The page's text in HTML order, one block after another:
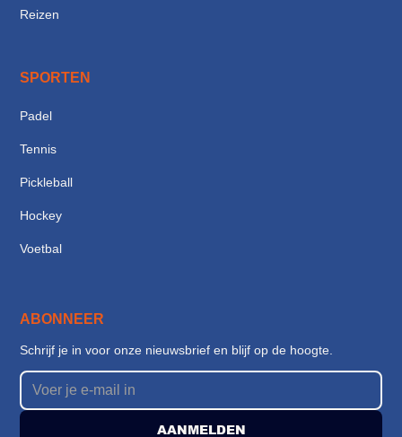
Reizen
SPORTEN
Padel
Tennis
Pickleball
Hockey
Voetbal
ABONNEER
Schrijf je in voor onze nieuwsbrief en blijf op de hoogte.